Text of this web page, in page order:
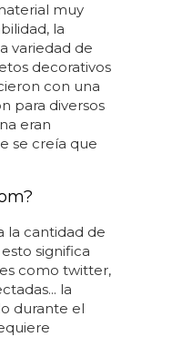
muy
la
variedad de
decorativos
con una
para diversos
eran
se creía que
la cantidad de
significa
como twitter,
la
durante el